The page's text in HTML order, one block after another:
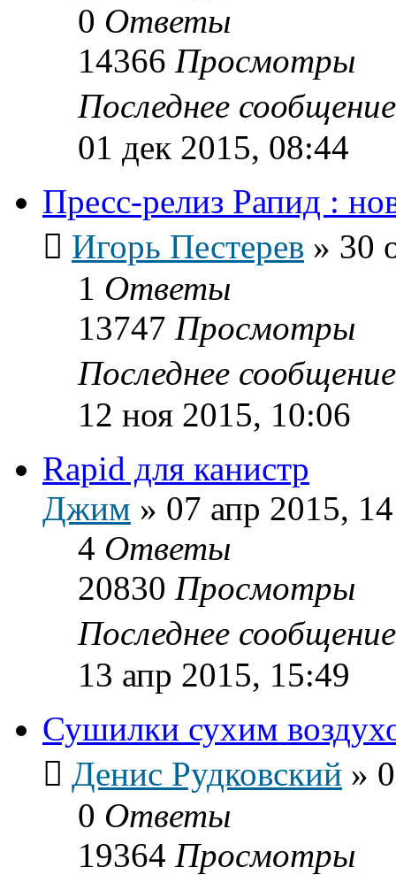
0 Ответы
14366 Просмотры
Последнее
01 дек 2015, 08:44
Пресс-релиз Рапид :
Игорь Пестерев » 30
1 Ответы
13747 Просмотры
Последнее
12 ноя 2015, 10:06
Rapid для канистр
Джим » 07 апр 2015,
4 Ответы
20830 Просмотры
Последнее
13 апр 2015, 15:49
Сушилки сухим
Денис Рудковский »
0 Ответы
19364 Просмотры